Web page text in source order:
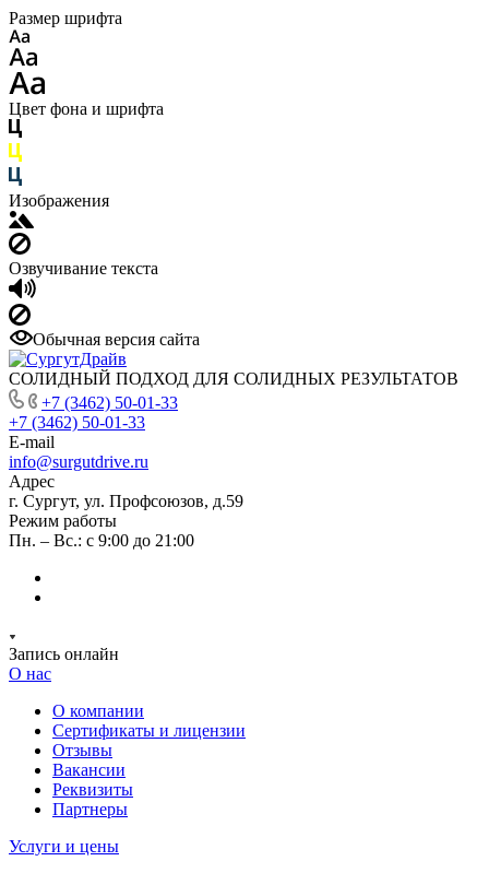
Размер шрифта
Цвет фона и шрифта
Изображения
Озвучивание текста
Обычная версия сайта
СОЛИДНЫЙ ПОДХОД ДЛЯ СОЛИДНЫХ РЕЗУЛЬТАТОВ
+7 (3462) 50-01-33
+7 (3462) 50-01-33
E-mail
info@surgutdrive.ru
Адрес
г. Сургут, ул. Профсоюзов, д.59
Режим работы
Пн. – Вс.: с 9:00 до 21:00
Запись онлайн
О нас
О компании
Сертификаты и лицензии
Отзывы
Вакансии
Реквизиты
Партнеры
Услуги и цены